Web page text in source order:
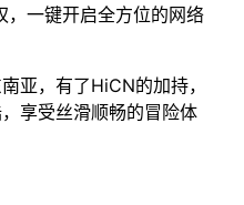
，一键开启全方位的网络
亚，有了HiCN的加持，
享受丝滑顺畅的冒险体